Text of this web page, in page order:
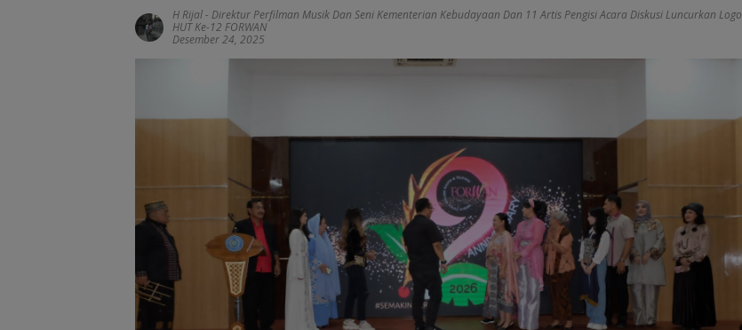
H Rijal- Direktur Perfilman Musik Dan Seni Kementerian Kebudayaan Dan 11 Artis Pengisi Acara Diskusi Luncurkan Logo
HUT Ke-12 FORWAN
Desember 24, 2025